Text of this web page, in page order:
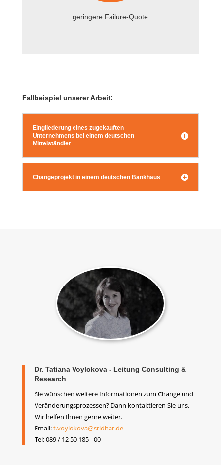
geringere Failure-Quote
Fallbeispiel unserer Arbeit:
Eingliederung eines zugekauften
Unternehmens bei einem deutschen
Mittelständler
Changeprojekt in einem deutschen Bankhaus
Dr. Tatiana Voylokova - Leitung Consulting &
Research
Sie wünschen weitere Informationen zum Change und
Veränderungsprozessen? Dann kontaktieren Sie uns.
Wir helfen Ihnen gerne weiter.
Email:t.voylokova@sridhar.de
Tel: 089 / 12 50 185 - 00